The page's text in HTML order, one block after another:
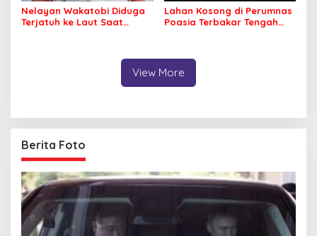
Nelayan Wakatobi Diduga
Terjatuh ke Laut Saat
Lahan Kosong di Perumnas
Poasia Terbakar Tengah
View More
Berita Foto